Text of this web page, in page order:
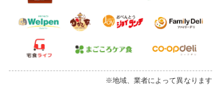
※地域、業者によって異なります